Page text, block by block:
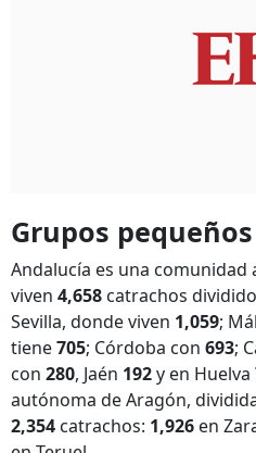
Grupos pequeños
Andalucía es una
viven 4,658 catrachos
Sevilla, donde viven 1,059;
tiene705; Córdoba con 693;
con 280, Jaén 192y en Huelva
autónoma de Aragón,
2,354 catrachos: 1,926 en